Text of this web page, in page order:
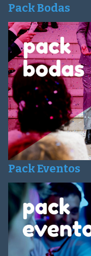
Pack Bodas
Pack Eventos